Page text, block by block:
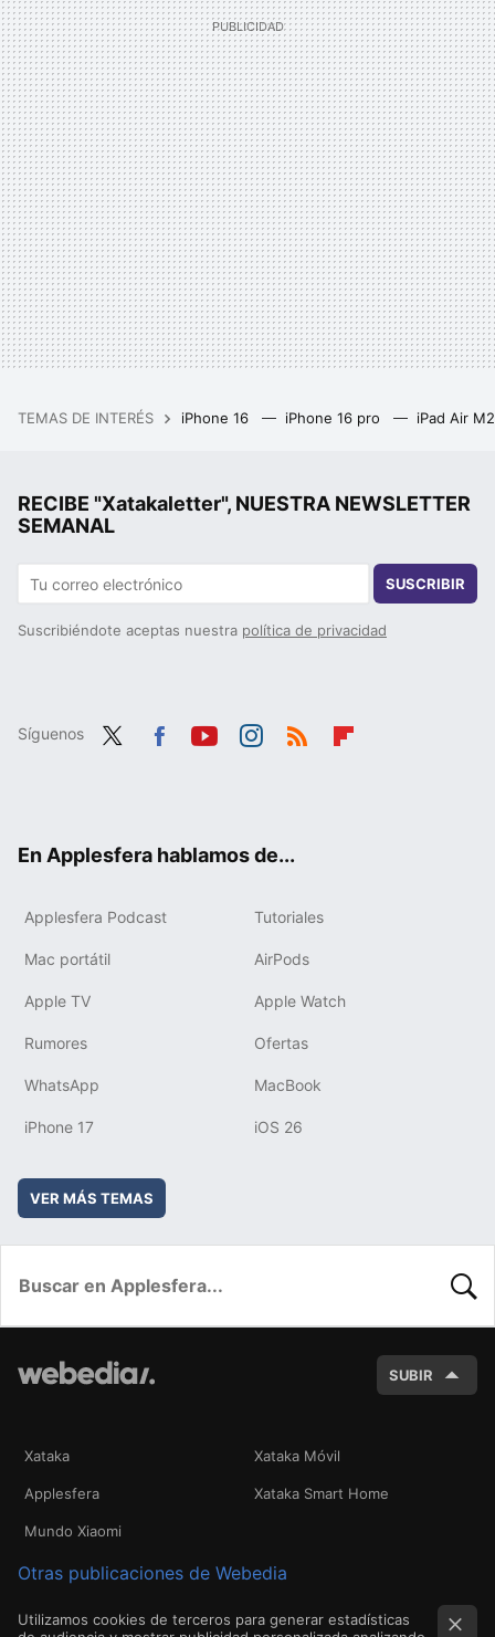
TEMAS DE INTERÉS iPhone 16 iPhone 16 pro iPad Air
RECIBE "Xatakaletter", NUESTRA NEWSLETTER
SEMANAL
SUSCRIBIR
Suscribiéndote aceptas nuestra política de privacidad
Síguenos
En Applesfera hablamos de...
Applesfera Podcast Tutoriales
Mac portátil AirPods
Apple TV Apple Watch
Rumores Ofertas
WhatsApp MacBook
iPhone 17 iOS 26
VER MÁS TEMAS
SUBIR
Xataka Xataka Móvil
Applesfera Xataka Smart Home
Mundo Xiaomi
Otras publicaciones de Webedia
Utilizamos cookies de terceros para generar estadísticas